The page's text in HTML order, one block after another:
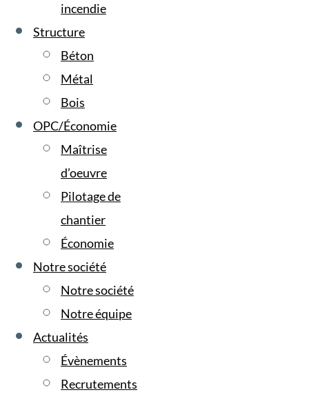
incendie
Structure
Béton
Métal
Bois
OPC/Économie
Maîtrise
d’oeuvre
Pilotage de
chantier
Économie
Notre société
Notre société
Notre équipe
Actualités
Évènements
Recrutements